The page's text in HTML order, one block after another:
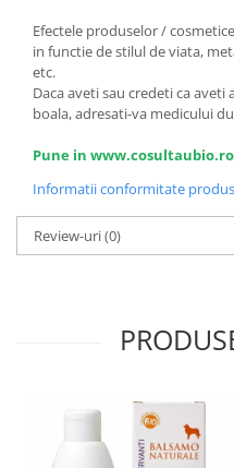
Efectele produselor /
in functie de stilul de viata,
etc.
Daca aveti sau credeti ca
boala, adresati-va medicului
Pune in
Informatii conformitate produs
Review-uri(0)